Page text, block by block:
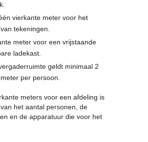
vierkante meter voor het
tekeningen.
meter voor een vrijstaande
ladekast.
geldt minimaal 2
per persoon.
meters voor een afdeling is
het aantal personen, de
en de apparatuur die voor het